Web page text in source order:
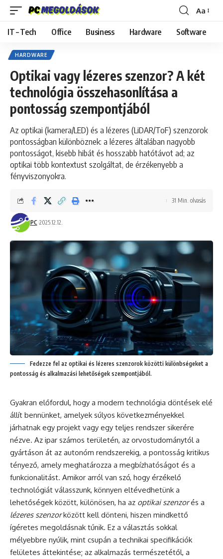
Font
Resizer
Aa
IT – Tech Office Business Hardware Software
HARDWARE
Optikai vagy lézeres szenzor? A két
technológia összehasonlítása a
pontosság szempontjából
Az optikai (kamera/LED) és a lézeres (LiDAR/ToF) szenzorok
pontosságban különböznek: a lézeres általában nagyobb
pontosságot, kisebb hibát és hosszabb hatótávot ad; az
optikai több kontextust szolgáltat, de érzékenyebb a
fényviszonyokra.
PC 2025.12.12.
31 Min. olvasás
Fedezze fel az optikai és lézeres szenzorok közötti különbségeket a
pontosság és alkalmazási lehetőségek szempontjából.
Gyakran előfordul, hogy a modern technológia döntések elé
állít bennünket, amelyek súlyos következményekkel
járhatnak egy projekt vagy egy teljes rendszer sikerére
nézve. Az ipar számos területén, az orvostudománytól a
gyártáson át az autonóm rendszerekig, a pontosság kritikus
tényező, amely meghatározza a megbízhatóságot és a
funkcionalitást. Amikor arról van szó, hogy érzékelő
technológiát válasszunk, könnyen eltévedhetünk a
lehetőségek között, különösen, ha az optikai szenzorés a
lézeres szenzorközött kell dönteni, hiszen mindkettő
ígéretes megoldásnak tűnik. Ez a választás sokkal
mélyebbre nyúlik, mint csupán a technikai specifikációk
felületes áttekintése; az alkalmazás természetétől, a